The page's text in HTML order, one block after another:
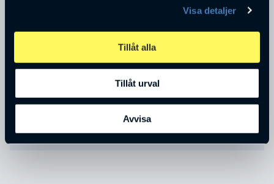
Visa detaljer
Tillåt alla
Tillåt urval
Avvisa
Conpera AB